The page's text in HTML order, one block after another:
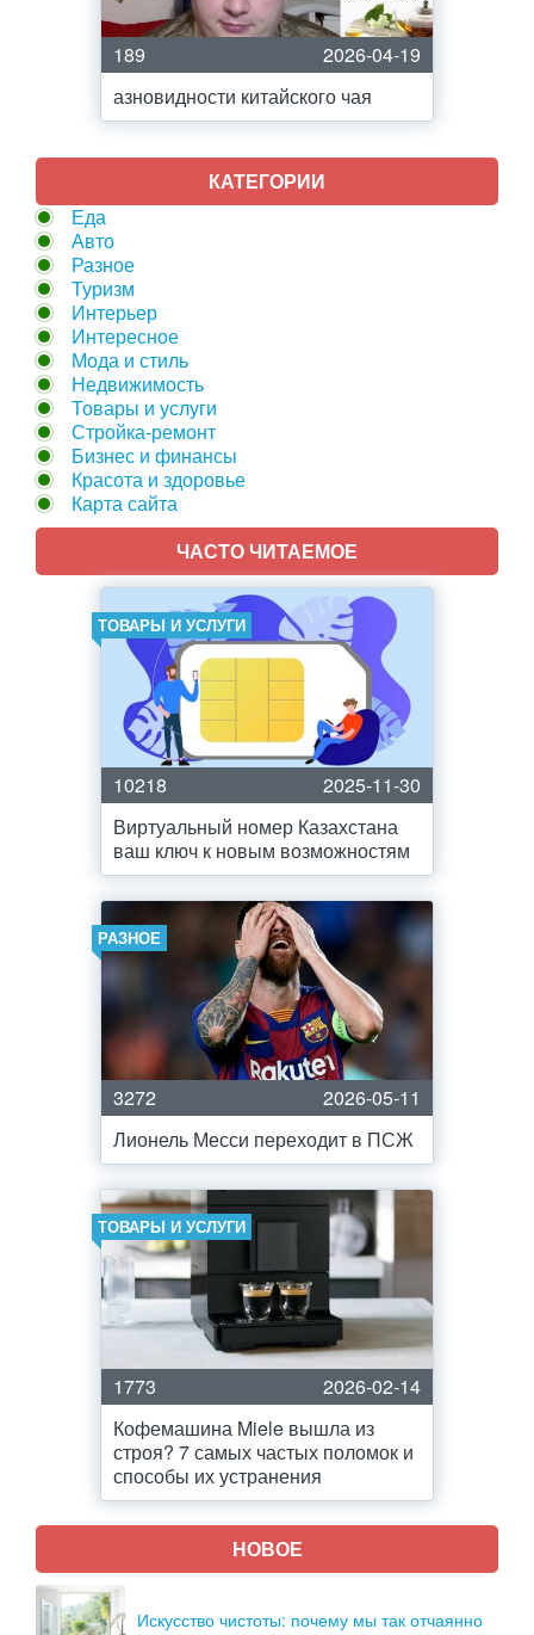
189
2026-04-19
азновидности китайского чая
КАТЕГОРИИ
Еда
Авто
Разное
Туризм
Интерьер
Интересное
Мода и стиль
Недвижимость
Товары и услуги
Стройка-ремонт
Бизнес и финансы
Красота и здоровье
Карта сайта
ЧАСТО ЧИТАЕМОЕ
ТОВАРЫ И УСЛУГИ
10218
2025-11-30
Виртуальный номер Казахстана
ваш ключ к новым возможностям
РАЗНОЕ
3272
2026-05-11
Лионель Месси переходит в ПСЖ
ТОВАРЫ И УСЛУГИ
1773
2026-02-14
Кофемашина Miele вышла из
строя? 7 самых частых поломок и
способы их устранения
НОВОЕ
Искусство чистоты: почему мы так отчаянно